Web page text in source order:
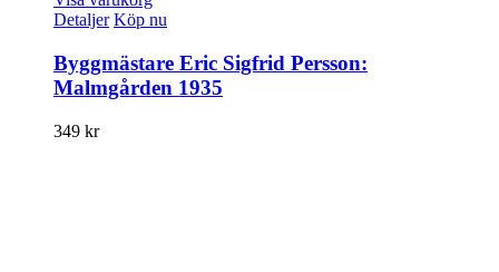
Detaljer Köp nu
Byggmästare Eric Sigfrid Persson:
Malmgården 1935
349 kr